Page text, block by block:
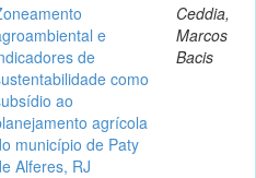
e
de
como
ao
agrícola
município de Paty
Alferes, RJ
Ceddia,
Marcos
Bacis